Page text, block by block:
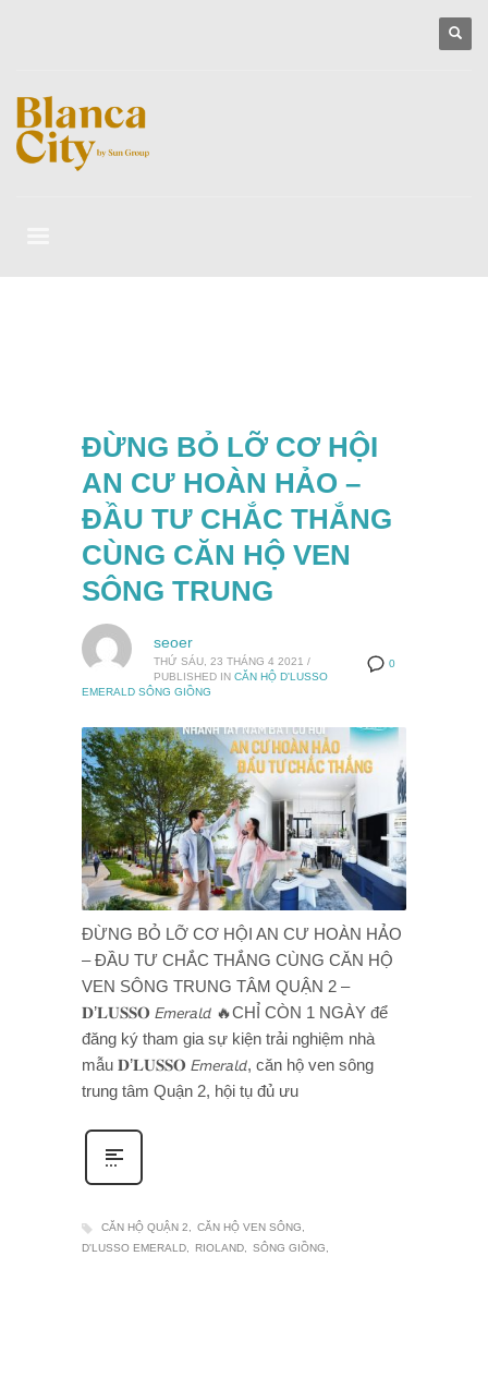
ĐỪNG BỎ LỠ CƠ HỘI
AN CƯ HOÀN HẢO –
ĐẦU TƯ CHẮC THẮNG
CÙNG CĂN HỘ VEN
SÔNG TRUNG
0
seoer
THỨ SÁU, 23 THÁNG 4 2021 /
PUBLISHED IN CĂN HỘ D'LUSSO
EMERALD SÔNG GIỒNG
ĐỪNG BỎ LỠ CƠ HỘI AN CƯ HOÀN HẢO
– ĐẦU TƯ CHẮC THẮNG CÙNG CĂN HỘ
VEN SÔNG TRUNG TÂM QUẬN 2 –
𝐃’𝐋𝐔𝐒𝐒𝐎 𝘌𝘮𝘦𝘳𝘢𝘭𝘥 🔥CHỈ CÒN 1 NGÀY để
đăng ký tham gia sự kiện trải nghiệm nhà
mẫu 𝐃’𝐋𝐔𝐒𝐒𝐎 𝘌𝘮𝘦𝘳𝘢𝘭𝘥, căn hộ ven sông
trung tâm Quận 2, hội tụ đủ ưu
CĂN HỘ QUẬN 2
CĂN HỘ VEN SÔNG
D'LUSSO EMERALD
RIOLAND SÔNG GIỒNG